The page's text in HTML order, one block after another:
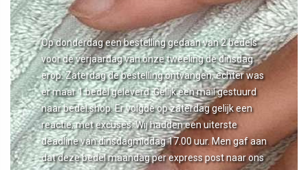
Op donderdag een bestelling gedaan van 2 bedels
voor de verjaardag van onze tweeling de dinsdag
erop. Zaterdag de bestelling ontvangen, echter was
er maar 1 bedel geleverd. Gelijk een mail gestuurd
naar bedel.shop. Er volgde op zaterdag gelijk een
reactie, met excuses. Wij hadden een uiterste
deadline van dinsdagmiddag 17.00 uur. Men gaf aan
dat deze bedel maandag per express post naar ons